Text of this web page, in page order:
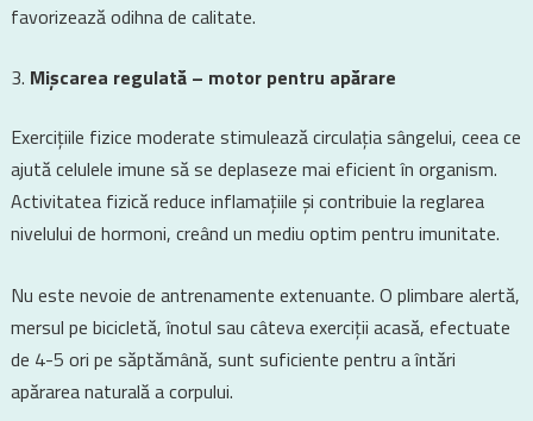
favorizează odihna de calitate.
Mișcarea regulată – motor pentru apărare
Exercițiile fizice moderate stimulează circulația sângelui, ceea ce
ajută celulele imune să se deplaseze mai eficient în organism.
Activitatea fizică reduce inflamațiile și contribuie la reglarea
nivelului de hormoni, creând un mediu optim pentru imunitate.
Nu este nevoie de antrenamente extenuante. O plimbare alertă,
mersul pe bicicletă, înotul sau câteva exerciții acasă, efectuate
de 4-5 ori pe săptămână, sunt suficiente pentru a întări
apărarea naturală a corpului.